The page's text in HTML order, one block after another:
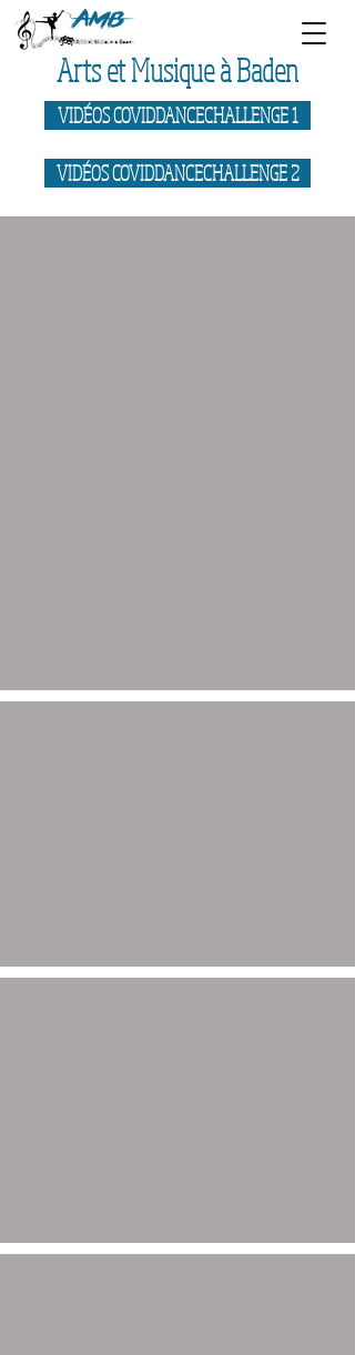
Arts et Musique à Baden
VIDÉOS COVIDDANCECHALLENGE 1
VIDÉOS COVIDDANCECHALLENGE 2